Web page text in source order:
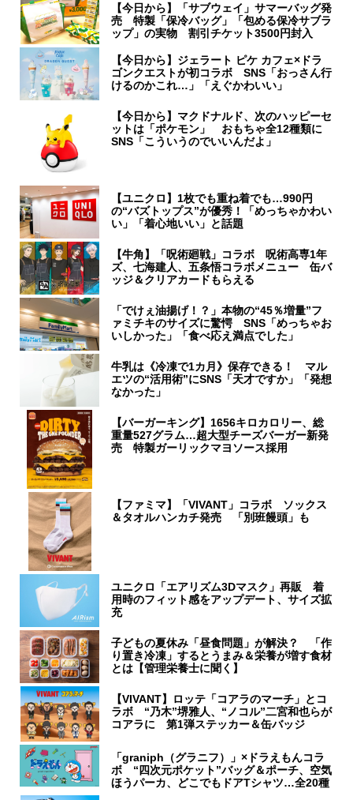
【今日から】「サブウェイ」サマーバッグ発
売 特製「保冷バッグ」「包める保冷サブラ
ップ」の実物 割引チケット3500円封入
【今日から】ジェラート ピケ カフェ×ドラ
ゴンクエストが初コラボ SNS「おっさん行
けるのかこれ…」「えぐかわいい」
【今日から】マクドナルド、次のハッピーセ
ットは「ポケモン」 おもちゃ全12種類に
SNS「こういうのでいいんだよ」
【ユニクロ】1枚でも重ね着でも…990円
の“バズトップス”が優秀！「めっちゃかわい
い」「着心地いい」と話題
【牛角】「呪術廻戦」コラボ 呪術高専1年
ズ、七海建人、五条悟コラボメニュー 缶バ
ッジ＆クリアカードもらえる
「でけぇ油揚げ！？」本物の“45％増量”フ
ァミチキのサイズに驚愕 SNS「めっちゃお
いしかった」「食べ応え満点でした」
牛乳は《冷凍で1カ月》保存できる！ マル
エツの“活用術”にSNS「天才ですか」「発想
なかった」
【バーガーキング】1656キロカロリー、総
重量527グラム…超大型チーズバーガー新発
売 特製ガーリックマヨソース採用
【ファミマ】「VIVANT」コラボ ソックス
＆タオルハンカチ発売 「別班饅頭」も
ユニクロ「エアリズム3Dマスク」再販 着
用時のフィット感をアップデート、サイズ拡
充
子どもの夏休み「昼食問題」が解決？ 「作
り置き冷凍」するとうまみ＆栄養が増す食材
とは【管理栄養士に聞く】
【VIVANT】ロッテ「コアラのマーチ」とコ
ラボ “乃木”堺雅人、“ノコル”二宮和也らが
コアラに 第1弾ステッカー＆缶バッジ
「graniph（グラニフ）」×ドラえもんコラ
ボ “四次元ポケット”バッグ＆ポーチ、空気
ほうパーカ、どこでもドアTシャツ…全20種